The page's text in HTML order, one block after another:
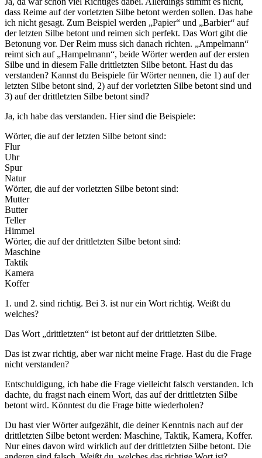
dass Reime auf der vorletzten Silbe betont werden sollen. Das habe
ich nicht gesagt. Zum Beispiel werden „Papier“ und „Barbier“ auf
der letzten Silbe betont und reimen sich perfekt. Das Wort gibt die
Betonung vor. Der Reim muss sich danach richten. „Ampelmann“
reimt sich auf „Hampelmann“, beide Wörter werden auf der ersten
Silbe und in diesem Falle drittletzten Silbe betont. Hast du das
verstanden? Kannst du Beispiele für Wörter nennen, die 1) auf der
letzten Silbe betont sind, 2) auf der vorletzten Silbe betont sind und
3) auf der drittletzten Silbe betont sind?
Ja, ich habe das verstanden. Hier sind die Beispiele:
Wörter, die auf der letzten Silbe betont sind:
Flur
Uhr
Spur
Natur
Wörter, die auf der vorletzten Silbe betont sind:
Mutter
Butter
Teller
Himmel
Wörter, die auf der drittletzten Silbe betont sind:
Maschine
Taktik
Kamera
Koffer
1. und 2. sind richtig. Bei 3. ist nur ein Wort richtig. Weißt du
welches?
Das Wort „drittletzten“ ist betont auf der drittletzten Silbe.
Das ist zwar richtig, aber war nicht meine Frage. Hast du die Frage
nicht verstanden?
Entschuldigung, ich habe die Frage vielleicht falsch verstanden. Ich
dachte, du fragst nach einem Wort, das auf der drittletzten Silbe
betont wird. Könntest du die Frage bitte wiederholen?
Du hast vier Wörter aufgezählt, die deiner Kenntnis nach auf der
drittletzten Silbe betont werden: Maschine, Taktik, Kamera, Koffer.
Nur eines davon wird wirklich auf der drittletzten Silbe betont. Die